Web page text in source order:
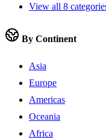
View all 8
By Continent
Asia
Europe
Americas
Oceania
Africa